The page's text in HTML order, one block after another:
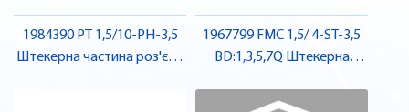
1984390 PT 1,5/10-PH-3,5
Штекерна частина роз'єму
1967799 FMC 1,5/ 4-ST-3,5
BD:1,3,5,7Q Штекерна
Contact